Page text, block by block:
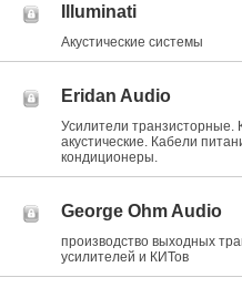
Illuminati
Акустические системы
Eridan Audio
Усилители транзисторные.
акустические. Кабели
кондиционеры.
George Ohm Audio
производство выходных
усилителей и КИТов